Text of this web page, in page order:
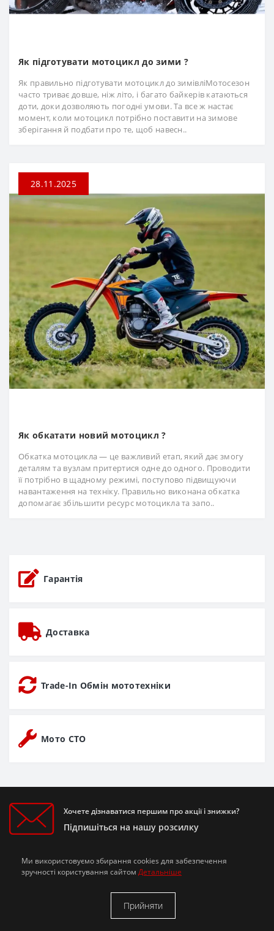
Як підготувати мотоцикл до зими ?
Як правильно підготувати мотоцикл до зимівліМотосезон
часто триває довше, ніж літо, і багато байкерів катаються
доти, доки дозволяють погодні умови. Та все ж настає
момент, коли мотоцикл потрібно поставити на зимове
зберігання й подбати про те, щоб навесн..
28.11.2025
Як обкатати новий мотоцикл ?
Обкатка мотоцикла — це важливий етап, який дає змогу
деталям та вузлам притертися одне до одного. Проводити
її потрібно в щадному режимі, поступово підвищуючи
навантаження на техніку. Правильно виконана обкатка
допомагає збільшити ресурс мотоцикла та запо..
Гарантія
Доставка
Trade-In Обмін мототехніки
Мото СТО
Хочете дізнаватися першим про акції і знижки?
Підпишіться на нашу розсилку
Політика конфіденційностіі згоден з вимогами
Ми використовуємо збирання cookies для забезпечення
зручності користування сайтом Детальніше
Прийняти